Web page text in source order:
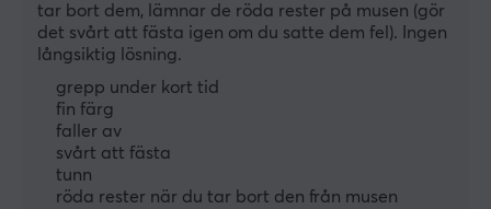
tar bort dem, lämnar de röda rester på musen (gör
det svårt att fästa igen om du satte dem fel). Ingen
långsiktig lösning.
grepp under kort tid
fin färg
faller av
svårt att fästa
tunn
röda rester när du tar bort den från musen